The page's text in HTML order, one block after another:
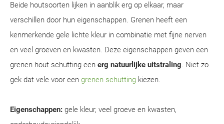
Beide houtsoorten lijken in aanblik erg op elkaar, maar
verschillen door hun eigenschappen. Grenen heeft een
kenmerkende gele lichte kleur in combinatie met fijne nerven
en veel groeven en kwasten. Deze eigenschappen geven een
grenen hout schutting een erg natuurlijke uitstraling. Niet zo
gek dat vele voor een grenen schutting kiezen.
Eigenschappen: gele kleur, veel groeve en kwasten,